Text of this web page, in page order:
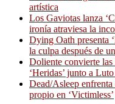
artística
Los Gaviotas lanza
ironía atraviesa la
Dying Oath presenta
la culpa después de
Doliente convierte las
‘Heridas’ junto a
Dead/Asleep
propio en ‘Victimless’